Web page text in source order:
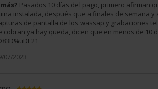
Pasados 10 días del pago, primero afirman
instalada, después que a finales de semana y
de pantalla de los wassap y grabaciones
ya hay queda, dicen que en menos de 10
07/2023